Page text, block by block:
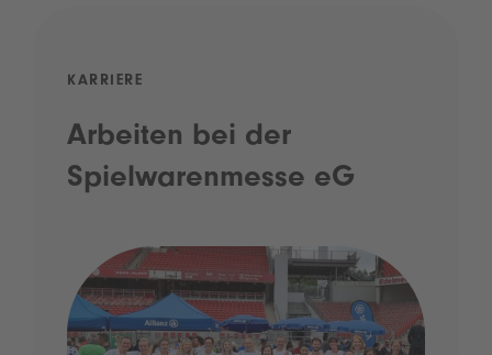
KARRIERE
Arbeiten bei der
Spielwarenmesse eG